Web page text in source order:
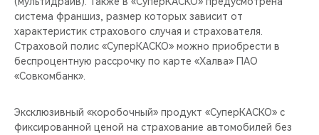
система франшиз, размер которых зависит от
характеристик страхового случая и страхователя.
Страховой полис «СуперКАСКО» можно приобрести в
беспроцентную рассрочку по карте «Халва» ПАО
«Совкомбанк».
Эксклюзивный «коробочный» продукт «СуперКАСКО» с
фиксированной ценой на страхование автомобилей без